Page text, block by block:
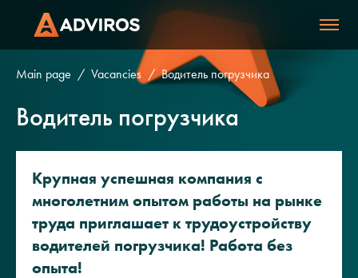
Main page Vacancies Водитель погрузчика
Водитель погрузчика
Крупная успешная компания с
многолетним опытом работы на рынке
труда приглашает к трудоустройству
водителей погрузчика! Работа без
опыта!